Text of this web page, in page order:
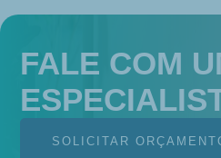
FALE COM
SOLICITAR